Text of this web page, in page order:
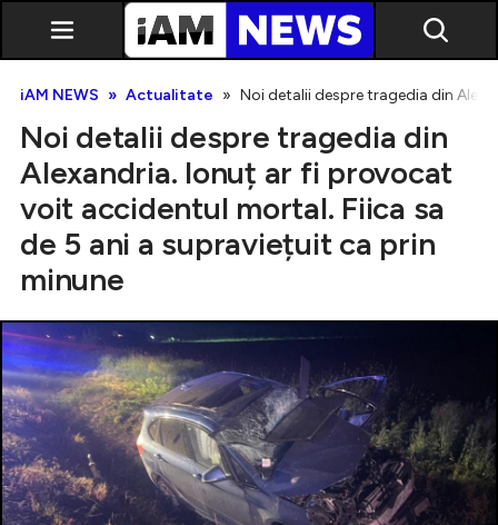
Exclusiv
iAM NEWS Actualitate Noi detalii despre tragedia din
Noi detalii despre tragedia din
Alexandria. Ionuț ar fi provocat
voit accidentul mortal. Fiica sa
de 5 ani a supraviețuit ca prin
minune